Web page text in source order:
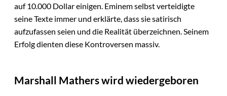
auf 10.000 Dollar einigen. Eminem selbst verteidigte
seine Texte immer und erklärte, dass sie satirisch
aufzufassen seien und die Realität überzeichnen. Seinem
Erfolg dienten diese Kontroversen massiv.
Marshall Mathers wird wiedergeboren